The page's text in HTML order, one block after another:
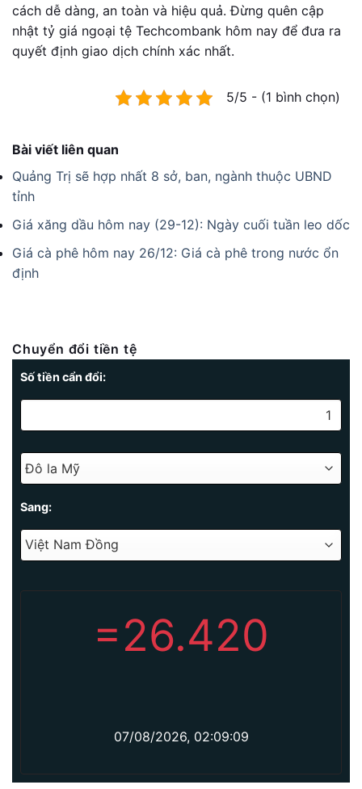
cách dễ dàng, an toàn và hiệu quả. Đừng quên cập
nhật tỷ giá ngoại tệ Techcombank hôm nay để đưa ra
quyết định giao dịch chính xác nhất.
5/5 - (1 bình chọn)
Bài viết liên quan
Quảng Trị sẽ hợp nhất 8 sở, ban, ngành thuộc UBND
tỉnh
Giá xăng dầu hôm nay (29-12): Ngày cuối tuần leo dốc
Giá cà phê hôm nay 26/12: Giá cà phê trong nước ổn
định
Chuyển đổi tiền tệ
Số tiền cẩn đổi:
Sang:
=26.420
07/08/2026, 02:09:09